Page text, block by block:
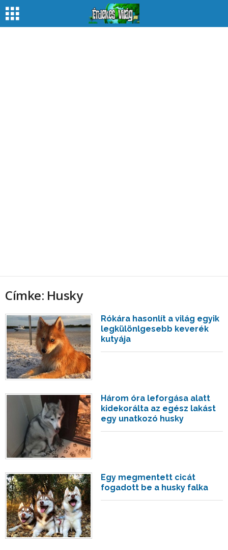
Címke: Husky
Rókára hasonlít a világ egyik
legkülönlgesebb keverék
kutyája
Három óra leforgása alatt
kidekorálta az egész lakást
egy unatkozó husky
Egy megmentett cicát
fogadott be a husky falka